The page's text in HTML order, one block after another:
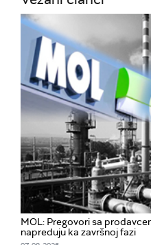
MOL: Pregovori sa
napreduju ka završnoj fazi